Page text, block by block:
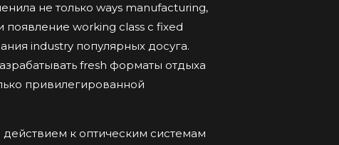
не только ways manufacturing,
появление working class с fixed
industry популярных досуга.
fresh форматы отдыха
привилегированной
действием к оптическим системам